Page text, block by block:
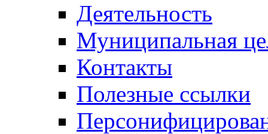
Деятельность
Муниципальная
Контакты
Полезные ссылки